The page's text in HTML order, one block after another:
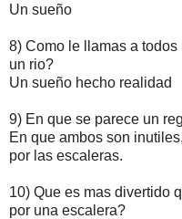
Un sueño
8) Como le llamas a
un rio?
Un sueño hecho realidad
9) En que se parece un
En que ambos son
por las escaleras.
10) Que es mas divertido
por una escalera?